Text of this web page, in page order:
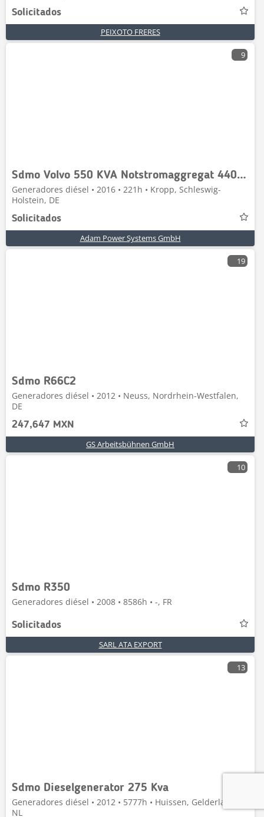
Solicitados
PEIXOTO FRERES
9
Sdmo Volvo 550 KVA Notstromaggregat 440 KW Generator
Generadores diésel • 2016 • 221h • Kropp, Schleswig-
Holstein, DE
Solicitados
Adam Power Systems GmbH
19
Sdmo R66C2
Generadores diésel • 2012 • Neuss, Nordrhein-Westfalen,
DE
247,647 MXN
GS Arbeitsbühnen GmbH
10
Sdmo R350
Generadores diésel • 2008 • 8586h • -, FR
Solicitados
SARL ATA EXPORT
13
Sdmo Dieselgenerator 275 Kva
Generadores diésel • 2012 • 5777h • Huissen, Gelderland,
NL